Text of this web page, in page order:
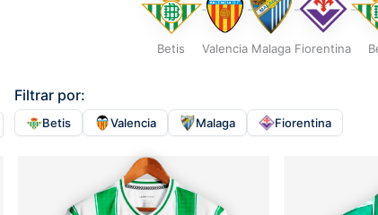
Betis Valencia Malaga Fiorentina
Filtrar por:
Betis Valencia Malaga Fiorentina